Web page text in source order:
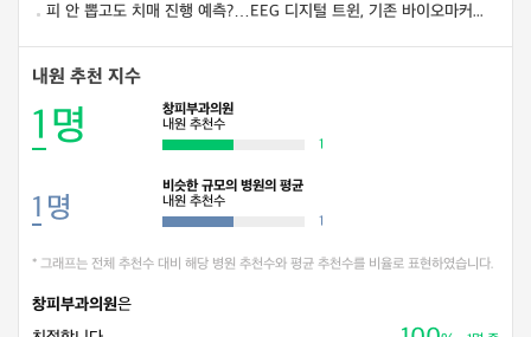
피 안 뽑고도 치매 진행 예측?…EEG 디지털 트윈, 기존 바이오마커만큼 정확했다
내원 추천 지수
1 명
창피부과의원
내원 추천수
1
1 명
비슷한 규모의 병원의 평균
내원 추천수
1
* 그래프는 전체 추천수 대비 해당 병원 추천수와 평균 추천수를 비율로 표현하였습니다.
창피부과의원은